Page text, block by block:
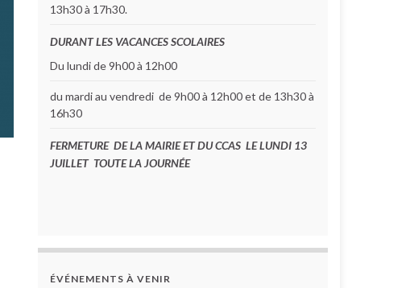
13h30 à 17h30.
DURANT LES VACANCES SCOLAIRES
Du lundi de 9h00 à 12h00
du mardi au vendredi de 9h00 à 12h00 et de 13h30 à
16h30
FERMETURE DE LA MAIRIE ET DU CCAS LE LUNDI 13
JUILLET TOUTE LA JOURNÉE
ÉVÉNEMENTS À VENIR